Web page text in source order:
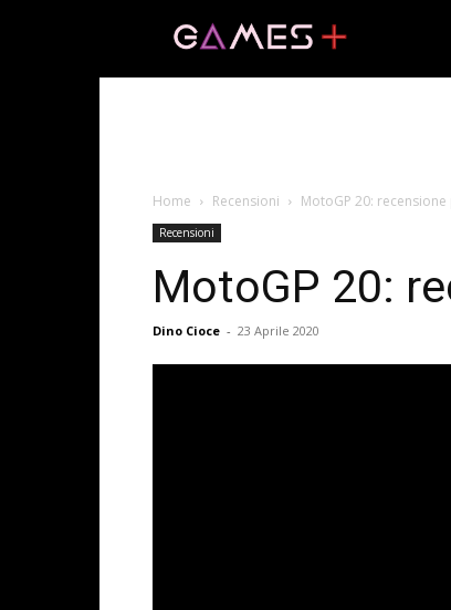
Home Recensioni MotoGP 20:
Recensioni
MotoGP 20:
Dino Cioce - 23 Aprile 2020